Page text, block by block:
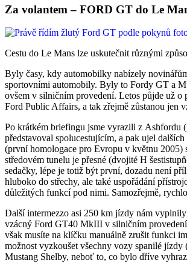
Za volantem – FORD GT do Le
Cestu do Le Mans lze uskutečnit různými
Byly časy, kdy automobilky nabízely
sportovními automobily. Byly to Fordy GT a
ovšem v silničním provedení. Letos půjde už
Ford Public Affairs, a tak zřejmě zůstanou jen
Po krátkém briefingu jsme vyrazili z Ashfordu
představoval spolucestujícím, a pak ujel
(první homologace pro Evropu v květnu 2005)
středovém tunelu je přesné (dvojité H
sedačky, lépe je totiž být první, dozadu není
hluboko do střechy, ale také uspořádání
důležitých funkcí pod nimi. Samozřejmě,
Další intermezzo asi 250 km jízdy nám
vzácný Ford GT40 MkIII v silničním
však musíte na klíčku manuálně zrušit funkci
možnost vyzkoušet všechny vozy spanilé
Mustang Shelby, neboť to, co bylo dříve